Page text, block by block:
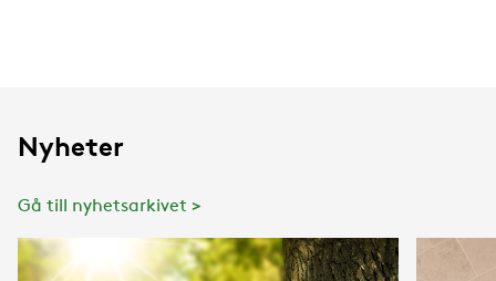
Nyheter
Gå till nyhetsarkivet >